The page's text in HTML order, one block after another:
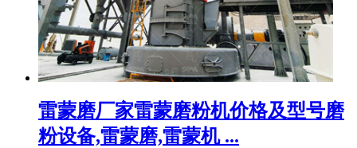
雷蒙磨厂家雷蒙磨粉机价格及型号磨
粉设备,雷蒙磨,雷蒙机 ...